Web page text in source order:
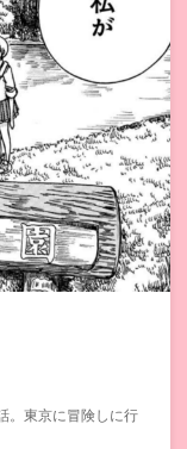
。東京に冒険しに行